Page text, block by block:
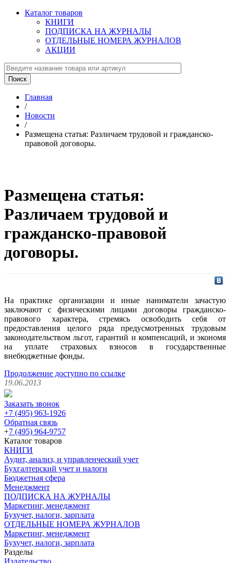
Каталог товаров
КНИГИ
ПОДПИСКА НА ЖУРНАЛЫ
ОТДЕЛЬНЫЕ НОМЕРА ЖУРНАЛОВ
АКЦИИ
Главная
/
Новости
/
Размещена статья: Различаем трудовой и гражданско-
правовой договоры.
Размещена статья:
Различаем трудовой и
гражданско-правовой
договоры.
На практике организации и иные наниматели зачастую
заключают с физическими лицами договоры гражданско-
правового характера, стремясь освободить себя от
предоставления целого ряда предусмотренных трудовым
законодательством льгот, гарантий и компенсаций, и экономя
на уплате страховых взносов в государственные
внебюджетные фонды.
Продолжение доступно по ссылке
19.06.2013
Заказать звонок
+7 (495) 963-1926
Обратная связь
+7 (495) 964-9757
Каталог товаров
КНИГИ
Аудит, анализ, и управленческий учет
Бухгалтерский учет и налоги
Бюджетная сфера
Менеджмент
ПОДПИСКА НА ЖУРНАЛЫ
Маркетинг, менеджмент
Бухучет, налоги, зарплата
ОТДЕЛЬНЫЕ НОМЕРА ЖУРНАЛОВ
Маркетинг, менеджмент
Бухучет, налоги, зарплата
Разделы
Издательство